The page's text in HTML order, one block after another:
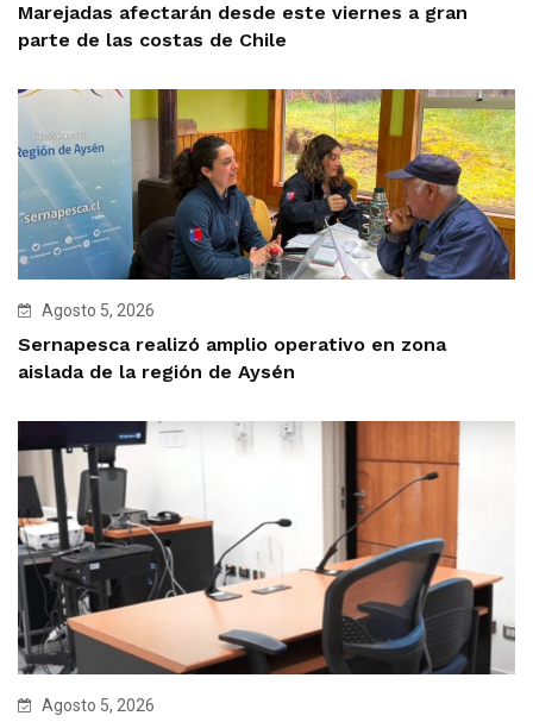
Marejadas afectarán desde este viernes a gran
parte de las costas de Chile
Agosto 5, 2026
Sernapesca realizó amplio operativo en zona
aislada de la región de Aysén
Agosto 5, 2026